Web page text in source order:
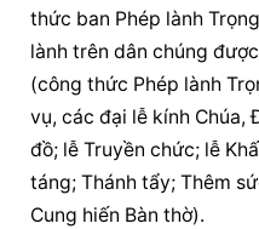
thức ban Phép lành
lành trên dân chúng
(công thức Phép lành
vụ, các đại lễ kính Chúa,
đồ; lễ Truyền chức; lễ
táng; Thánh tẩy; Thêm
Cung hiến Bàn thờ).